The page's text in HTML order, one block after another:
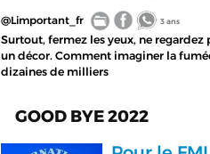
@Limportant_fr 3 ans
Surtout, fermez les yeux, ne regardez
un décor. Comment imaginer la
dizaines de milliers
GOOD BYE 2022